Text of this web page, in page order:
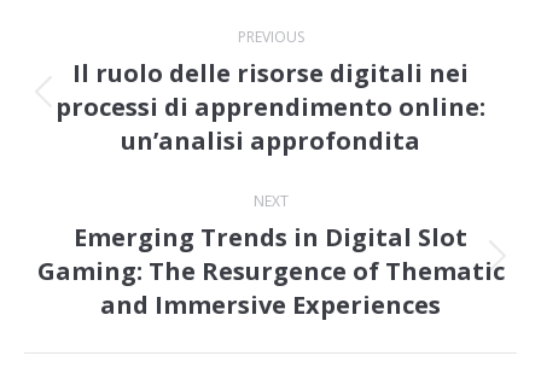
navigation
PREVIOUS
Previous
post:
Il ruolo delle risorse digitali nei
processi di apprendimento online:
un’analisi approfondita
NEXT
Next
post:
Emerging Trends in Digital Slot
Gaming: The Resurgence of Thematic
and Immersive Experiences